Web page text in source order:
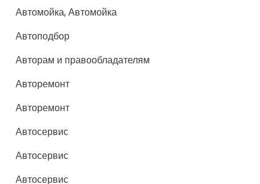
Автомойка, Автомойка
Автоподбор
Авторам и правообладателям
Авторемонт
Авторемонт
Автосервис
Автосервис
Автосервис